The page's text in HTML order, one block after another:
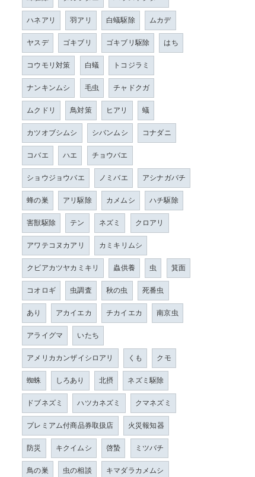
ハネアリ
羽アリ 白蟻駆除
ムカデ
ヤスデ
ゴキブリ ゴキブリ駆除
はち
コウモリ対策
白蟻
トコジラミ
ナンキンムシ
毛虫
チャドクガ
ムクドリ
鳥対策 ヒアリ
蟻
カツオブシムシ
シバンムシ
コナダニ
コバエ
ハエ
チョウバエ
ショウジョウバエ
ノミバエ
アシナガバチ
蜂の巣
アリ駆除 カメムシ
ハチ駆除
害獣駆除
テン ネズミ
クロアリ
アワテコヌカアリ
カミキリムシ
クビアカツヤカミキリ
蟲供養 虫
箕面
コオロギ
虫調査 秋の虫
死番虫
あり
アカイエカ チカイエカ
南京虫
アライグマ
いたち
アメリカカンザイシロアリ
くも
クモ
蜘蛛
しろあり 北摂
ネズミ駆除
ドブネズミ
ハツカネズミ
クマネズミ
プレミアム付商品券取扱店
火災報知器
防災
キクイムシ 啓蟄
ミツバチ
鳥の巣
虫の相談
キマダラカメムシ